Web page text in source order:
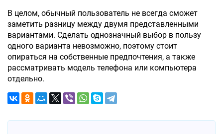
В целом, обычный пользователь не всегда сможет
заметить разницу между двумя представленными
вариантами. Сделать однозначный выбор в пользу
одного варианта невозможно, поэтому стоит
опираться на собственные предпочтения, а также
рассматривать модель телефона или компьютера
отдельно.